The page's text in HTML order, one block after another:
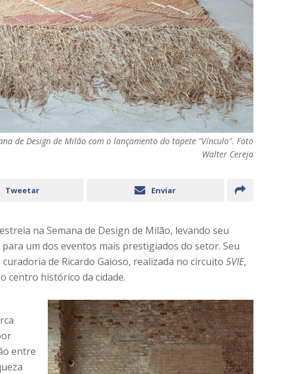
de Design de Milão com o lançamento do tapete "Vínculo". Foto
Walter Cereja
Tweetar Enviar
na Semana de Design de Milão, levando seu
um dos eventos mais prestigiados do setor. Seu
curadoria de Ricardo Gaioso, realizada no circuito 5VIE,
centro histórico da cidade.
entre